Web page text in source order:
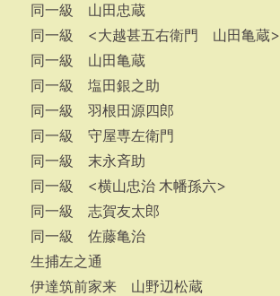
同一級 山田忠蔵
同一級 <大越甚五右衛門 山田亀蔵>
同一級 山田亀蔵
同一級 塩田銀之助
同一級 羽根田源四郎
同一級 守屋専左衛門
同一級 末永斉助
同一級 <横山忠治 木幡孫六>
同一級 志賀友太郎
同一級 佐藤亀治
生捕左之通
伊達筑前家来 山野辺松蔵